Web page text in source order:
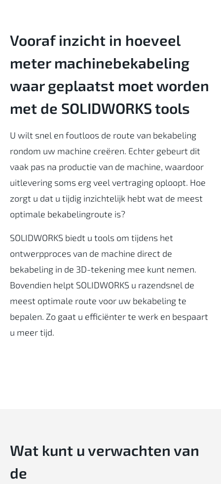
Vooraf inzicht in hoeveel
meter machinebekabeling
waar geplaatst moet worden
met de SOLIDWORKS tools
U wilt snel en foutloos de route van bekabeling
rondom uw machine creëren. Echter gebeurt dit
vaak pas na productie van de machine, waardoor
uitlevering soms erg veel vertraging oploopt. Hoe
zorgt u dat u tijdig inzichtelijk hebt wat de meest
optimale bekabelingroute is?
SOLIDWORKS biedt u tools om tijdens het
ontwerpproces van de machine direct de
bekabeling in de 3D-tekening mee kunt nemen.
Bovendien helpt SOLIDWORKS u razendsnel de
meest optimale route voor uw bekabeling te
bepalen. Zo gaat u efficiënter te werk en bespaart
u meer tijd.
Wat kunt uverwachten van
de